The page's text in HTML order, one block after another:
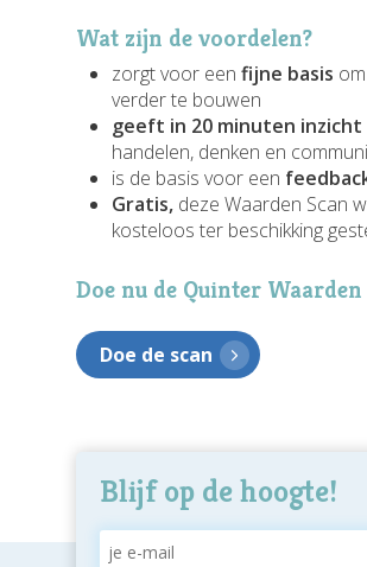
Wat zijn de voordelen?
zorgt voor eenfijne basis
verder te bouwen
geeft in 20 minuten inzicht
handelen, denken en
is de basis voor een
Gratis, deze Waarden Scan
kosteloos ter beschikking
Doe nu de Quinter Waarden
Doe de scan
Blijf op de hoogte!